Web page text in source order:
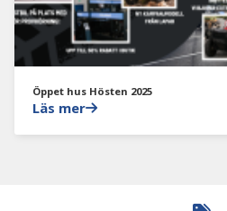
Öppet hus Hösten 2025
Läs mer